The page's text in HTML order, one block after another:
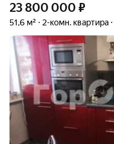
23 800 000 ₽
51,6 м² 2-комн. квартира